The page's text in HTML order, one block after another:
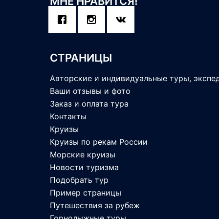
СТРАНИЦЫ
Авторские и индивидуальные туры,
Ваши отзывы и фото
Заказ и оплата тура
Контакты
Круизы
Круизы по рекам России
Морские круизы
Новости туризма
Подобрать тур
Пример страницы
Путешествия за рубеж